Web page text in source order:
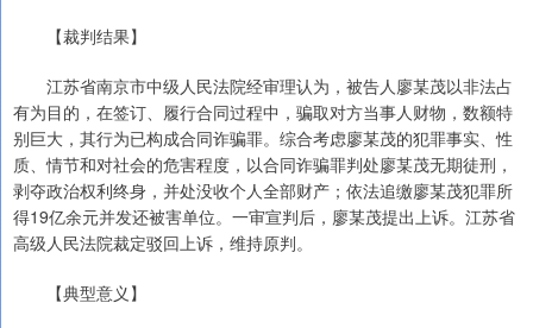
【裁判结果】
江苏省南京市中级人民法院经审理认为，被告人廖某茂以非法占
有为目的，在签订、履行合同过程中，骗取对方当事人财物，数额特
别巨大，其行为已构成合同诈骗罪。综合考虑廖某茂的犯罪事实、性
质、情节和对社会的危害程度，以合同诈骗罪判处廖某茂无期徒刑，
剥夺政治权利终身，并处没收个人全部财产；依法追缴廖某茂犯罪所
得19亿余元并发还被害单位。一审宣判后，廖某茂提出上诉。江苏省
高级人民法院裁定驳回上诉，维持原判。
【典型意义】